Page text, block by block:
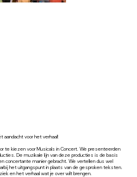
aandacht voor het verhaal!
te kiezen voor Musicals in Concert. We presenteerden
De muzikale lijn van deze producties is de basis
concertante manier gebracht. We vertellen dus wel
het uitgangspunt in plaats van de gesproken teksten.
en het verhaal wat je over wilt brengen.